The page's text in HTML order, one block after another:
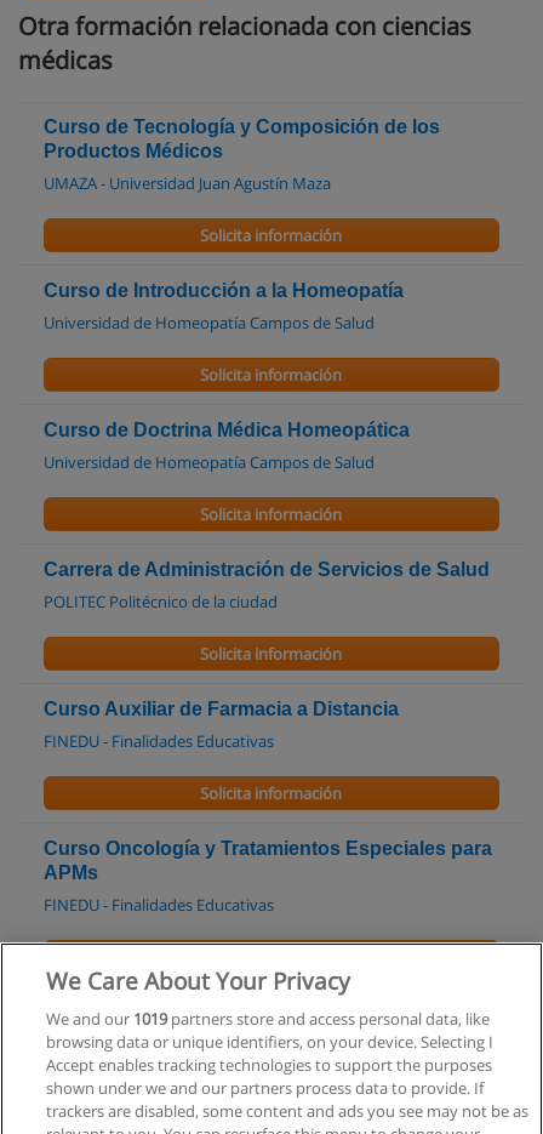
Otra formación relacionada con ciencias
médicas
Curso de Tecnología y Composición de los
Productos Médicos
UMAZA - Universidad Juan Agustín Maza
Solicita información
Curso de Introducción a la Homeopatía
Universidad de Homeopatía Campos de Salud
Solicita información
Curso de Doctrina Médica Homeopática
Universidad de Homeopatía Campos de Salud
Solicita información
Carrera de Administración de Servicios de Salud
POLITEC Politécnico de la ciudad
Solicita información
Curso Auxiliar de Farmacia a Distancia
FINEDU - Finalidades Educativas
Solicita información
Curso Oncología y Tratamientos Especiales para
APMs
FINEDU - Finalidades Educativas
Curso Cuidado de Ancianos
FINEDU - Finalidades Educativas
Solicita información
We Care About Your Privacy
We and our 1019partners store and access personal data, like
browsing data or unique identifiers, on your device. Selecting I
Accept enables tracking technologies to support the purposes
shown under we and our partners process data to provide. If
trackers are disabled, some content and ads you see may not be as